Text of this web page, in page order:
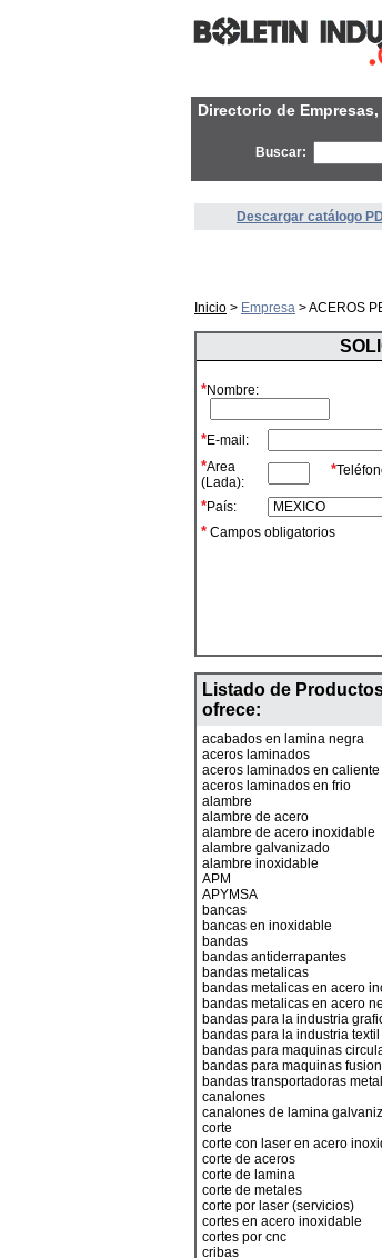
Directorio de
Buscar:
Descargar catálogo
Inicio > Empresa > ACEROS
*Nombre:
*E-mail:
*Area
(Lada):
*
*País:
* Campos obligatorios
Listado de
ofrece:
acabados en lamina negra
aceros laminados
aceros laminados en caliente
aceros laminados en frio
alambre
alambre de acero
alambre de acero inoxidable
alambre galvanizado
alambre inoxidable
APM
APYMSA
bancas
bancas en inoxidable
bandas
bandas antiderrapantes
bandas metalicas
bandas metalicas en acero
bandas metalicas en acero
bandas para la industria
bandas para la industria textil
bandas para maquinas
bandas para maquinas
bandas transportadoras
canalones
canalones de lamina
corte
corte con laser en acero
corte de aceros
corte de lamina
corte de metales
corte por laser (servicios)
cortes en acero inoxidable
cortes por cnc
cribas